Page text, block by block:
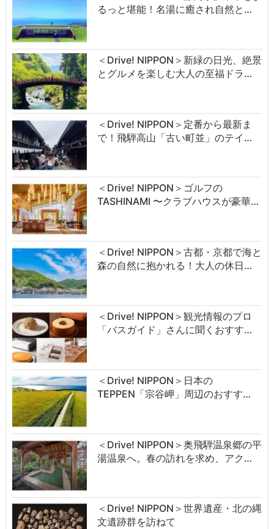
るっと堪能！名湯に癒され自然と…
＜Drive! NIPPON＞新緑の日光、絶景
とグルメを楽しむ大人の至福ドラ…
＜Drive! NIPPON＞定番から最新ま
で！飛騨高山「古い町並」のテイ…
＜Drive! NIPPON＞ゴルフの
TASHINAMI 〜クラブハウスが豪華…
＜Drive! NIPPON＞古都・京都で海と
森の自然に抱かれる！大人の休日…
＜Drive! NIPPON＞観光情報のプロ
「バスガイド」さんに聞くおすす…
＜Drive! NIPPON＞日本の
TEPPEN「宗谷岬」周辺のおすす…
＜Drive! NIPPON＞奥飛騨温泉郷の平
湯温泉へ。春の訪れを求め、アク…
＜Drive! NIPPON＞世界遺産・北の縄
文遺跡群を訪ねて